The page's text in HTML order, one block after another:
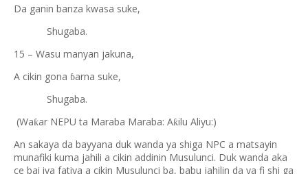
Da ganin banza kwasa suke,
Shugaba.
15 – Wasu manyan jakuna,
A cikin gona ɓarna suke,
Shugaba.
(Waƙar NEPU ta Maraba Maraba: Aƙilu Aliyu:)
An sakaya da bayyana duk wanda ya shiga NPC a matsayin
munafiki kuma jahili a cikin addinin Musulunci. Duk wanda aka
ce bai iya fatiya a cikin Musulunci ba, babu jahilin da ya fi shi ga